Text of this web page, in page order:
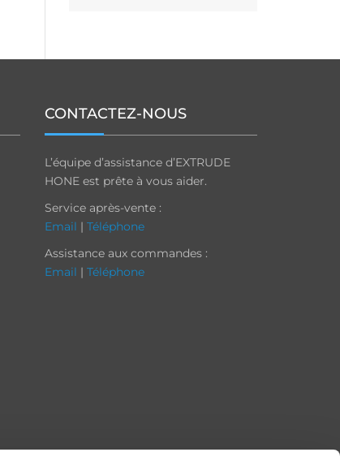
CONTACTEZ-NOUS
L’équipe d’assistance d’EXTRUDE
HONE est prête à vous aider.
Service après-vente :
Email | Téléphone
Assistance aux commandes :
Email | Téléphone